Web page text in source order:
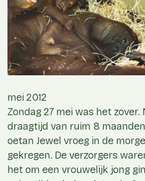
mei 2012
Zondag 27 mei was het zover.
draagtijd van ruim 8
oetan Jewel vroeg in de
gekregen. De verzorgers
het om een vrouwelijk jong